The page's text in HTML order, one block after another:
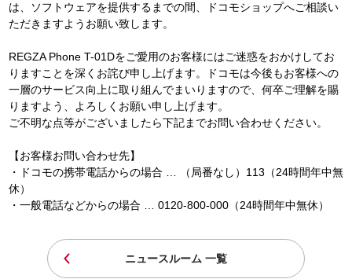
は、ソフトウェアを提供するまでの間、ドコモショップへご相談い
ただきますようお願い致します。
REGZA Phone T-01Dをご愛用のお客様にはご迷惑をおかけしてお
りますことを深くお詫び申し上げます。ドコモは今後もお客様への
一層のサービス向上に取り組んでまいりますので、何卒ご理解を賜
りますよう、よろしくお願い申し上げます。
ご不明な点等がございましたら下記までお問い合わせください。
【お客様お問い合わせ先】
・ドコモの携帯電話からの場合 … （局番なし）113（24時間年中無
休）
・一般電話などからの場合 … 0120-800-000（24時間年中無休）
ニュースルーム 一覧